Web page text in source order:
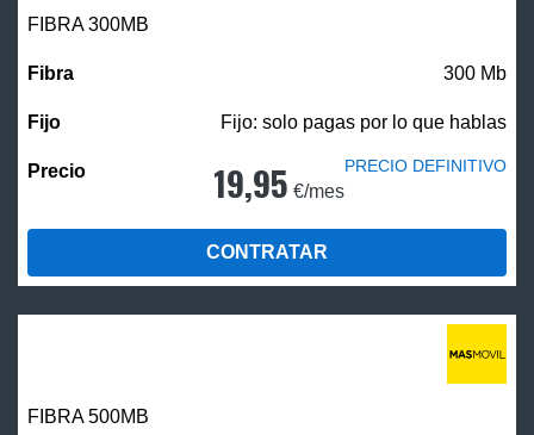
FIBRA 300MB
300 Mb
Fijo: solo pagas por lo que hablas
19,95 €/mes
PRECIO DEFINITIVO
CONTRATAR
FIBRA500MB